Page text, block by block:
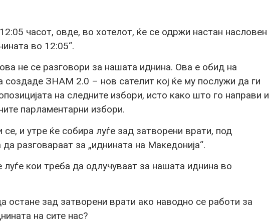
часот, овде, во хотелот, ќе се одржи настан насловен
во 12:05“.
не се разговори за нашата иднина. Ова е обид на
создаде ЗНАМ 2.0 – нов сателит кој ќе му послужи да ги
на следните избори, исто како што го направи и
парламентарни избори.
и утре ќе собира луѓе зад затворени врати, под
разговараат за „иднината на Македонија“.
кои треба да одлучуваат за нашата иднина во
остане зад затворени врати ако наводно се работи за
на сите нас?